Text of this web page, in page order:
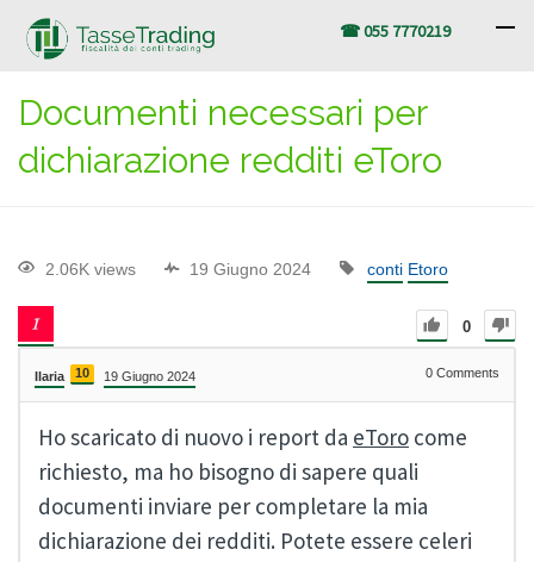
☎ 055 7770219
Documenti necessari per
dichiarazione redditi eToro
2.06K views 19 Giugno 2024 conti Etoro
0
Ilaria 10 19 Giugno 2024 0 Comments
Ho scaricato di nuovo i report da eToro come
richiesto, ma ho bisogno di sapere quali
documenti inviare per completare la mia
dichiarazione dei redditi. Potete essere celeri